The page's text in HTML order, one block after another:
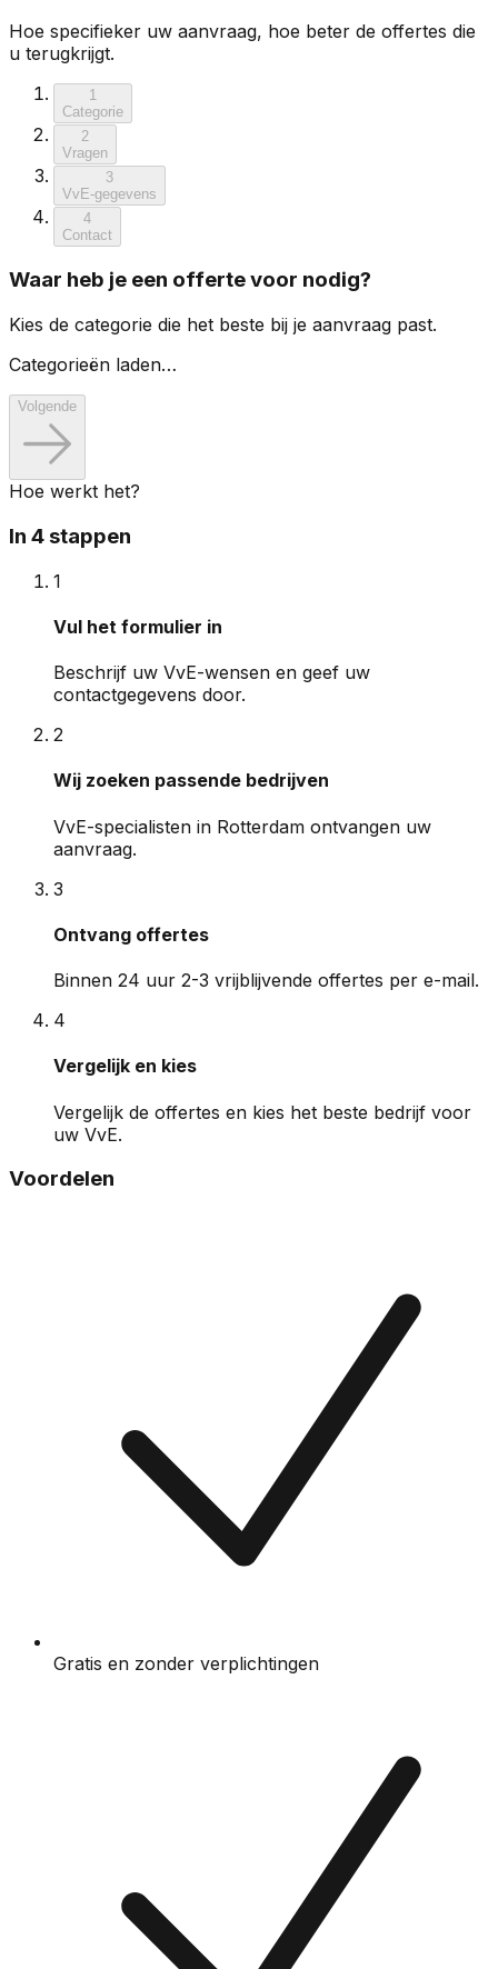
Hoe specifieker uw aanvraag, hoe beter de offertes die
u terugkrijgt.
1
Categorie
2
Vragen
3
VvE-gegevens
4
Contact
Waar heb je een offerte voor nodig?
Kies de categorie die het beste bij je aanvraag past.
Categorieën laden…
Volgende
Hoe werkt het?
In 4 stappen
1
Vul het formulier in
Beschrijf uw VvE-wensen en geef uw
contactgegevens door.
2
Wij zoeken passende bedrijven
VvE-specialisten in Rotterdam ontvangen uw
aanvraag.
3
Ontvang offertes
Binnen 24 uur 2-3 vrijblijvende offertes per e-mail.
4
Vergelijk en kies
Vergelijk de offertes en kies het beste bedrijf voor
uw VvE.
Voordelen
Gratis en zonder verplichtingen